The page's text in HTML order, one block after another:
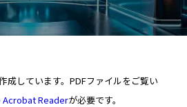
成しています。PDFファイルをご覧い
Readerが必要です。